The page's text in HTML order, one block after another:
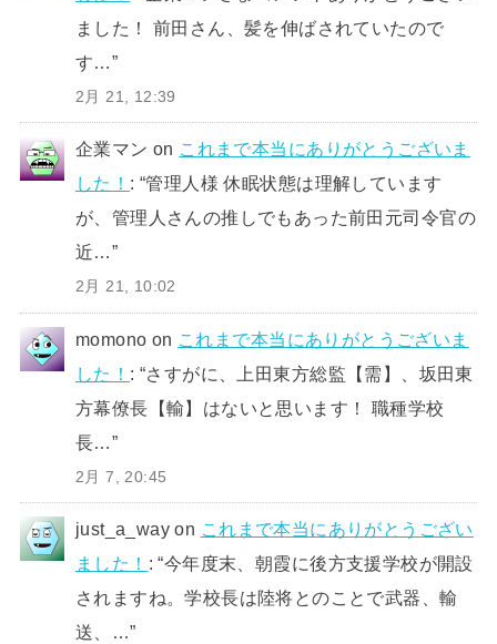
ました！ 前田さん、髪を伸ばされていたので
す…”
2月 21, 12:39
企業マン on これまで本当にありがとうございま
した！ : “管理人様 休眠状態は理解しています
が、管理人さんの推しでもあった前田元司令官の
近…”
2月 21, 10:02
momono on これまで本当にありがとうございま
した！ : “さすがに、上田東方総監【需】、坂田東
方幕僚長【輸】はないと思います！ 職種学校
長…”
2月 7, 20:45
just_a_way on これまで本当にありがとうござい
ました！ : “今年度末、朝霞に後方支援学校が開設
されますね。学校長は陸将とのことで武器、輸
送、…”